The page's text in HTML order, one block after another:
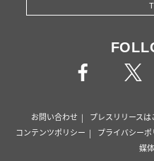
お問い合わせ プレスリリースは
コンテンツポリシー
プライバシーポ
媒